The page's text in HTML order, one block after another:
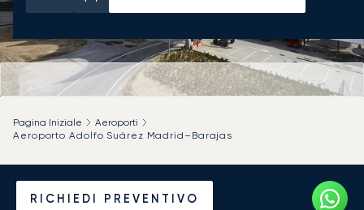
RICHIEDI PREVENTIVO
Pagina Iniziale
Aeroporti
Aeroporto Adolfo Suárez Madrid–Barajas
Noleggio jet privato per